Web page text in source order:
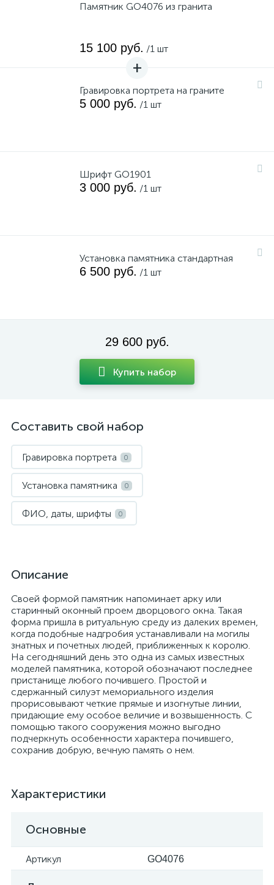
Памятник GO4076 из гранита
15 100 руб. /1 шт
Гравировка портрета на граните
5 000 руб. /1 шт
Шрифт GO1901
3 000 руб. /1 шт
Установка памятника стандартная
6 500 руб. /1 шт
29 600 руб.
Купить набор
Составить свой набор
Гравировка портрета 0
Установка памятника 0
ФИО, даты, шрифты 0
Описание
Своей формой памятник напоминает арку или
старинный оконный проем дворцового окна. Такая
форма пришла в ритуальную среду из далеких времен,
когда подобные надгробия устанавливали на могилы
знатных и почетных людей, приближенных к королю.
На сегодняшний день это одна из самых известных
моделей памятника, которой обозначают последнее
пристанище любого почившего. Простой и
сдержанный силуэт мемориального изделия
прорисовывают четкие прямые и изогнутые линии,
придающие ему особое величие и возвышенность. С
помощью такого сооружения можно выгодно
подчеркнуть особенности характера почившего,
сохранив добрую, вечную память о нем.
Характеристики
Основные
Артикул GO4076